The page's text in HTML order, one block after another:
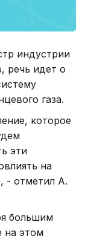
индустрии
речь идет о
газа.
которое
эти
на
- отметил А.
большим
на этом